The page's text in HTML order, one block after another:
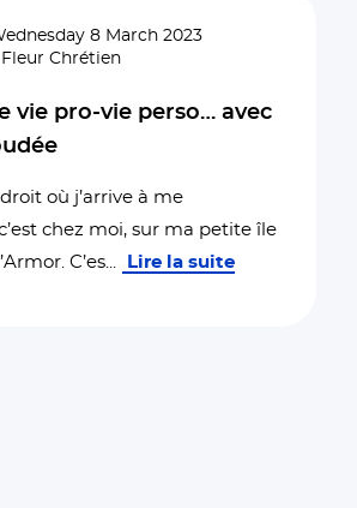
8 March 2023
Chrétien
vie pro-vie perso… avec
où j’arrive à me
chez moi, sur ma petite île
C’es... Lire la suite